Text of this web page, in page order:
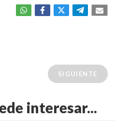
SIGUIENTE
interesar...